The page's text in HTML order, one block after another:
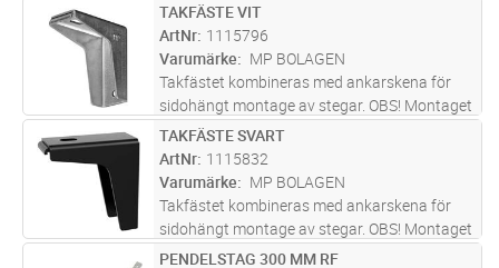
ST Lägg i kundvagn
TAKFÄSTE VIT
ArtNr 1115796
Varumärke
MP BOLAGEN
Takfästet kombineras med ankarskena för
sidohängt montage av stegar. OBS! Montaget
klarar större belastningar än motsvarande
takpendlar typ MP-V. När ankarskena 41x41
monteras använd bricka MP-244
ST Lägg i kundvagn
TAKFÄSTE SVART
ArtNr 1115832
Varumärke
MP BOLAGEN
Takfästet kombineras med ankarskena för
sidohängt montage av stegar. OBS! Montaget
klarar större belastningar än motsvarande
PENDELSTAG 300 MM RF